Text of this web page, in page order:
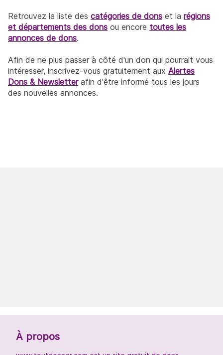
Retrouvez la liste des catégories de dons et la régions
et départements des dons ou encore toutes les
annonces de dons.
Afin de ne plus passer à côté d'un don qui pourrait vous
intéresser, inscrivez-vous gratuitement aux Alertes
Dons & Newsletterafin d'être informé tous les jours
des nouvelles annonces.
À propos